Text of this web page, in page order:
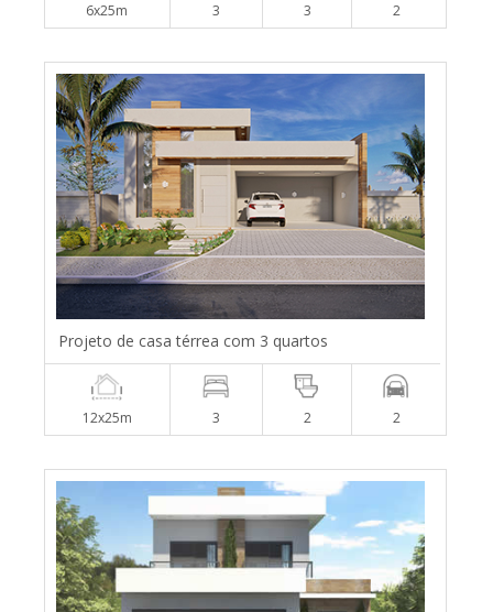
6x25m 3 3 2
Projeto de casa térrea com 3 quartos
12x25m 3 2 2